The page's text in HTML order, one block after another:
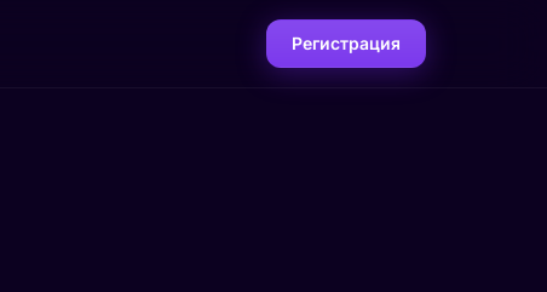
Регистрация